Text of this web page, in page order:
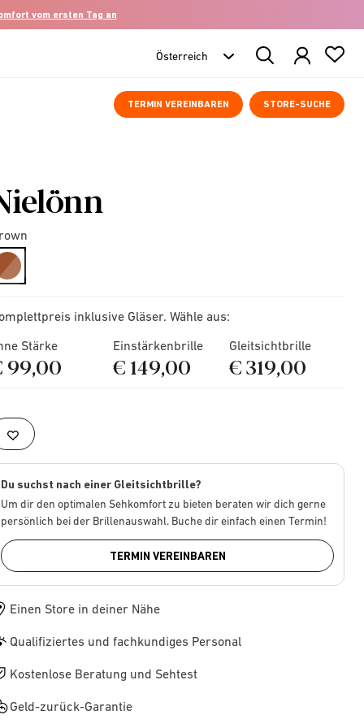
vom ersten Tag an
Search
Products
TERMIN VEREINBAREN STORE-SUCHE
selected
inklusive Gläser. Wähle aus:
Stärke
99,00
Einstärkenbrille
€ 149,00
Gleitsichtbrille
€ 319,00
Du suchst nach einer Gleitsichtbrille?
Um dir den optimalen Sehkomfort zu bieten beraten wir dich gerne
persönlich bei der Brillenauswahl. Buche dir einfach einen Termin!
TERMIN VEREINBAREN
Einen Store in deiner Nähe
Qualifiziertes und fachkundiges Personal
Kostenlose Beratung und Sehtest
Geld-zurück-Garantie